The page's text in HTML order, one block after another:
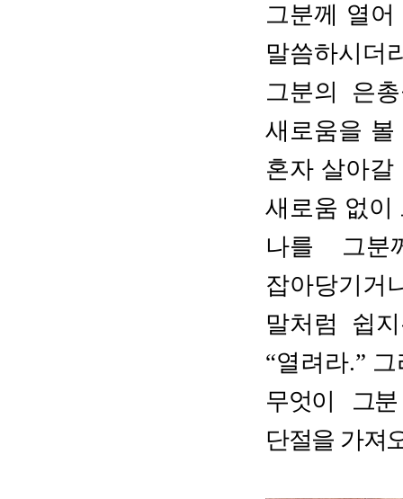
그분께 열
말씀하시더
그분의 은
새로움을
혼자 살아갈
새로움 없이
나를 그
잡아당기
말처럼 쉽
“열려라.”
무엇이 그
단절을 가져